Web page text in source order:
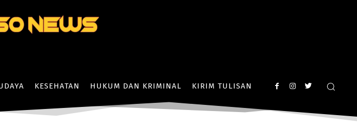
KESEHATAN HUKUM DAN KRIMINAL KIRIM TULISAN